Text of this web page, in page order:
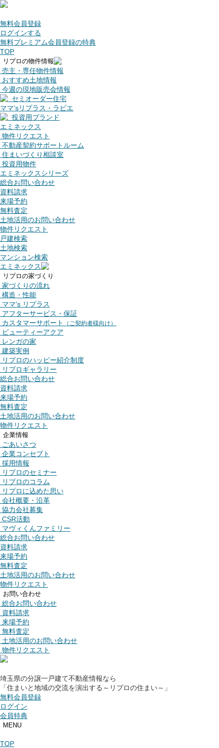
無料会員登録
ログインする
無料プレミアム会員登録の特典
TOP
リプロの物件情報
売主・専任物件情報
おすすめ土地情報
今週の現地販売会情報
セミオーダー住宅
ママ'sリプラス・ラビエ
投資用ブランド
エミネックス
物件リクエスト
不動産契約サポートルーム
住まいづくり相談室
投資用物件
エミネックスシリーズ
総合お問い合わせ
資料請求
来場予約
無料査定
土地活用のお問い合わせ
物件リクエスト
戸建検索
土地検索
マンション検索
エミネックス
リプロの家づくり
家づくりの流れ
構造・性能
ママ's リプラス
アフターサービス・保証
カスタマーサポート
（ご契約者様向け）
ビューティーアクア
レンガの家
建築実例
リプロのハッピー紹介制度
リプロギャラリー
総合お問い合わせ
資料請求
来場予約
無料査定
土地活用のお問い合わせ
物件リクエスト
企業情報
ごあいさつ
企業コンセプト
採用情報
リプロのセミナー
リプロのコラム
リプロに込めた思い
会社概要・沿革
協力会社募集
CSR活動
マヴィくんファミリー
総合お問い合わせ
資料請求
来場予約
無料査定
土地活用のお問い合わせ
物件リクエスト
お問い合わせ
総合お問い合わせ
資料請求
来場予約
無料査定
土地活用のお問い合わせ
物件リクエスト
埼玉県の分譲一戸建て不動産情報なら
「住まいと地域の交流を演出する～リプロの住まい～」
無料会員登録
ログイン
会員特典
MENU
TOP